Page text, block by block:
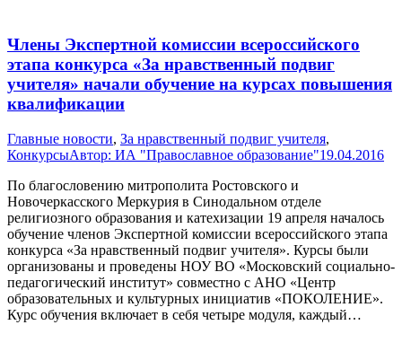
Члены Экспертной комиссии всероссийского
этапа конкурса «За нравственный подвиг
учителя» начали обучение на курсах повышения
квалификации
Главные новости, За нравственный подвиг учителя,
КонкурсыАвтор: ИА "Православное образование"19.04.2016
По благословению митрополита Ростовского и
Новочеркасского Меркурия в Синодальном отделе
религиозного образования и катехизации 19 апреля началось
обучение членов Экспертной комиссии всероссийского этапа
конкурса «За нравственный подвиг учителя». Курсы были
организованы и проведены НОУ ВО «Московский социально-
педагогический институт» совместно с АНО «Центр
образовательных и культурных инициатив «ПОКОЛЕНИЕ».
Курс обучения включает в себя четыре модуля, каждый…